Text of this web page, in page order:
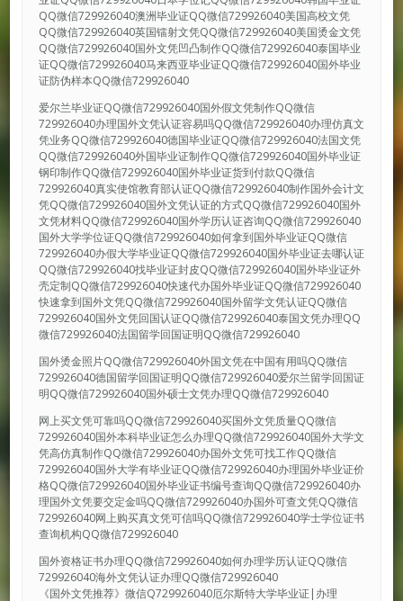
QQ微信729926040澳洲毕业证QQ微信729926040美国高校文凭
QQ微信729926040英国镭射文凭QQ微信729926040美国烫金文凭
QQ微信729926040国外文凭凹凸制作QQ微信729926040泰国毕业
证QQ微信729926040马来西亚毕业证QQ微信729926040国外毕业
证防伪样本QQ微信729926040
爱尔兰毕业证QQ微信729926040国外假文凭制作QQ微信
729926040办理国外文凭认证容易吗QQ微信729926040办理仿真文
凭业务QQ微信729926040德国毕业证QQ微信729926040法国文凭
QQ微信729926040外国毕业证制作QQ微信729926040国外毕业证
钢印制作QQ微信729926040国外毕业证货到付款QQ微信
729926040真实使馆教育部认证QQ微信729926040制作国外会计文
凭QQ微信729926040国外文凭认证的方式QQ微信729926040国外
文凭材料QQ微信729926040国外学历认证咨询QQ微信729926040
国外大学学位证QQ微信729926040如何拿到国外毕业证QQ微信
729926040办假大学毕业证QQ微信729926040国外毕业证去哪认证
QQ微信729926040找毕业证封皮QQ微信729926040国外毕业证外
壳定制QQ微信729926040快速代办国外毕业证QQ微信729926040
快速拿到国外文凭QQ微信729926040国外留学文凭认证QQ微信
729926040国外文凭回国认证QQ微信729926040泰国文凭办理QQ
微信729926040法国留学回国证明QQ微信729926040
国外烫金照片QQ微信729926040外国文凭在中国有用吗QQ微信
729926040德国留学回国证明QQ微信729926040爱尔兰留学回国证
明QQ微信729926040国外硕士文凭办理QQ微信729926040
网上买文凭可靠吗QQ微信729926040买国外文凭质量QQ微信
729926040国外本科毕业证怎么办理QQ微信729926040国外大学文
凭高仿真制作QQ微信729926040办国外文凭可找工作QQ微信
729926040国外大学有毕业证QQ微信729926040办理国外毕业证价
格QQ微信729926040国外毕业证书编号查询QQ微信729926040办
理国外文凭要交定金吗QQ微信729926040办国外可查文凭QQ微信
729926040网上购买真文凭可信吗QQ微信729926040学士学位证书
查询机构QQ微信729926040
国外资格证书办理QQ微信729926040如何办理学历认证QQ微信
729926040海外文凭认证办理QQ微信729926040
《国外文凭推荐》微信Q729926040厄尔斯特大学毕业证|办理